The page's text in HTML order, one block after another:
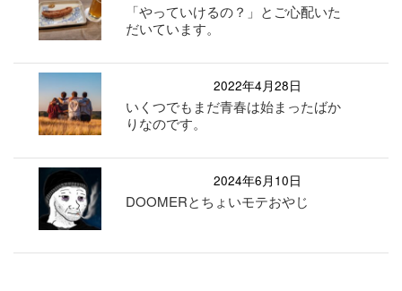
「やっていけるの？」とご心配いた
だいています。
2022年4月28日
いくつでもまだ青春は始まったばか
りなのです。
2024年6月10日
DOOMERとちょいモテおやじ